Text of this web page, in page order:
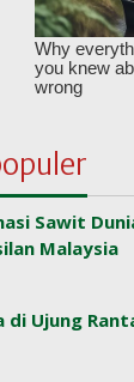
Sawit
Malaysia
di Ujung